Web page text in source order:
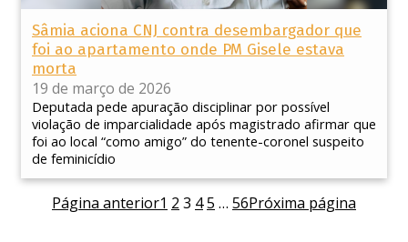
Sâmia aciona CNJ contra desembargador que
foi ao apartamento onde PM Gisele estava
morta
19 de março de 2026
Deputada pede apuração disciplinar por possível
violação de imparcialidade após magistrado afirmar que
foi ao local “como amigo” do tenente-coronel suspeito
de feminicídio
Página anterior1 2 3 45 … 56Próxima página